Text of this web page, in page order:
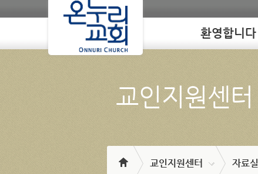
Loading 환영합니다
교인지원센터
교인지원센터 자료실